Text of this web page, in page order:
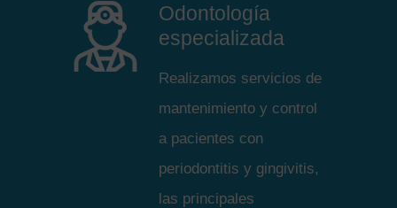
Odontología
especializada
Realizamos servicios de
mantenimiento y control
a pacientes con
periodontitis y gingivitis,
las principales